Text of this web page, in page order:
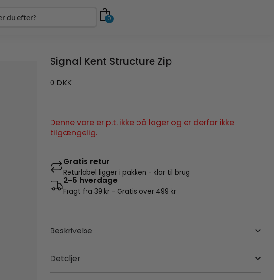
0
Signal Kent Structure Zip
0 DKK
Denne vare er p.t. ikke på lager og er derfor ikke
tilgængelig.
Gratis retur
Returlabel ligger i pakken - klar til brug
2-5 hverdage
Fragt fra 39 kr - Gratis over 499 kr
Beskrivelse
Detaljer